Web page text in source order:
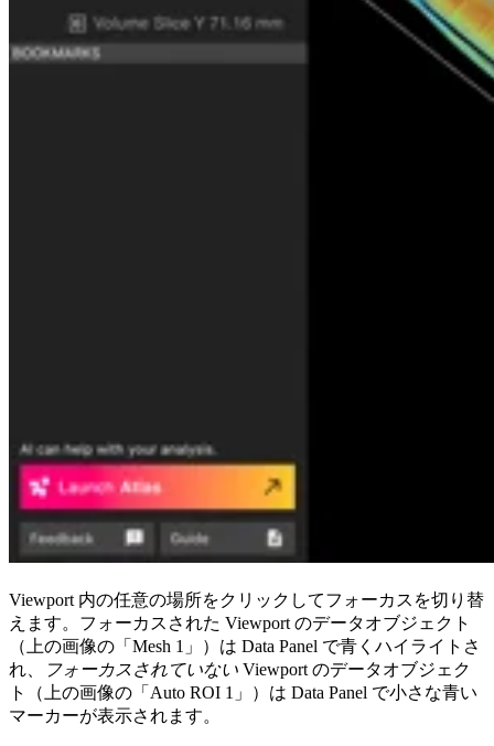
Viewport 内の任意の場所をクリックしてフォーカスを切り替
えます。フォーカスされた Viewport のデータオブジェクト
（上の画像の「Mesh 1」）は Data Panel で青くハイライトさ
れ、
フォーカスされていない Viewport のデータオブジェク
ト（上の画像の「Auto ROI 1」）は Data Panel で小さな青い
マーカーが表示されます。